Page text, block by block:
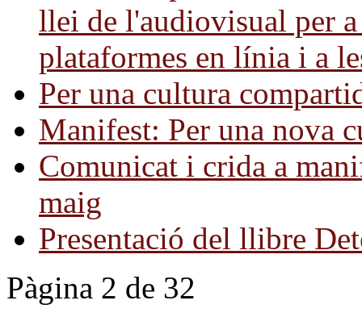
llei de l'audiovisual per a
plataformes en línia i a
Per una cultura
Manifest: Per una nova
Comunicat i crida a
maig
Presentació del llibre
Pàgina 2 de 32